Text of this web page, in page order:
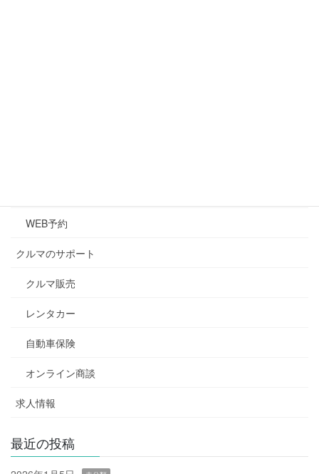
WEB予約
クルマのサポート
クルマ販売
レンタカー
自動車保険
オンライン商談
求人情報
最近の投稿